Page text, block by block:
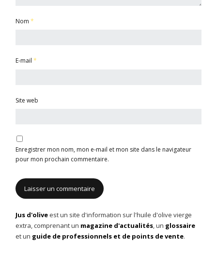
Nom *
E-mail *
Site web
Enregistrer mon nom, mon e-mail et mon site dans le navigateur
pour mon prochain commentaire.
Jus d'oliveest un site d'information sur l'huile d'olive vierge
extra, comprenant un magazine d'actualités, un glossaire
et un guide de professionnels et de points de vente.